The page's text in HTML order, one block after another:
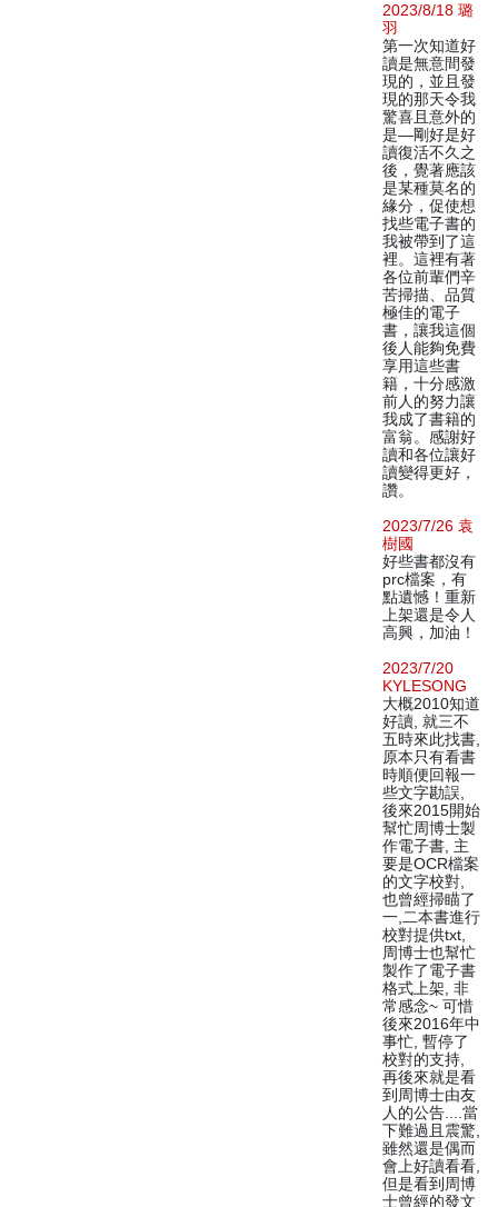
2023/8/18 璐
羽
第一次知道好
讀是無意間發
現的，並且發
現的那天令我
驚喜且意外的
是—剛好是好
讀復活不久之
後，覺著應該
是某種莫名的
緣分，促使想
找些電子書的
我被帶到了這
裡。這裡有著
各位前輩們辛
苦掃描、品質
極佳的電子
書，讓我這個
後人能夠免費
享用這些書
籍，十分感激
前人的努力讓
我成了書籍的
富翁。感謝好
讀和各位讓好
讀變得更好，
讚。
2023/7/26 袁
樹國
好些書都沒有
prc檔案，有
點遺憾！重新
上架還是令人
高興，加油！
2023/7/20
KYLESONG
大概2010知道
好讀, 就三不
五時來此找書,
原本只有看書
時順便回報一
些文字勘誤,
後來2015開始
幫忙周博士製
作電子書, 主
要是OCR檔案
的文字校對,
也曾經掃瞄了
一,二本書進行
校對提供txt,
周博士也幫忙
製作了電子書
格式上架, 非
常感念~ 可惜
後來2016年中
事忙, 暫停了
校對的支持,
再後來就是看
到周博士由友
人的公告....當
下難過且震驚,
雖然還是偶而
會上好讀看看,
但是看到周博
士曾經的發文